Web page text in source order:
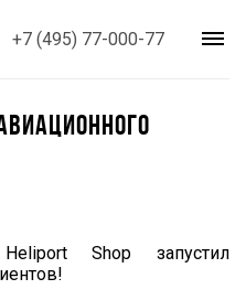
+7 (495) 77-000-77
Shop запустил